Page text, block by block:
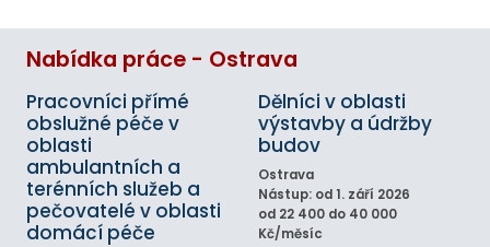
Nabídka práce - Ostrava
Pracovníci přímé
obslužné péče v
oblasti
ambulantních a
terénních služeb a
pečovatelé v oblasti
domácí péče
Dělníci v oblasti
výstavby a údržby
budov
Ostrava
Nástup: od 1. září 2026
od 22 400 do 40 000
Kč/měsíc